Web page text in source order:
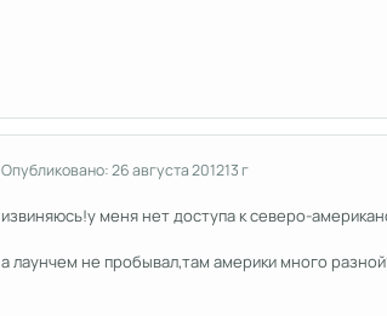
Опубликовано:26 августа 201213 г
извиняюсь!у меня нет доступа к северо-
а лаунчем не пробывал,там америки много